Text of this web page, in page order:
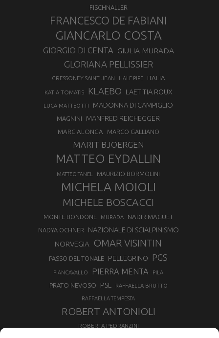
FISCHNALLER
FRANCESCO DE FABIANI
GIANCARLO COSTA
GIORGIO DI CENTA GIULIA MURADA
GLORIANA PELLISSIER
GRESSONEY SAINT JEAN HALF PIPE ITALIA
KATIA TOMATIS KLAEBO LAETITIA ROUX
LUCA MATTEOTTI MADONNA DI CAMPIGLIO
MAGNINI MANFRED REICHEGGER
MARCIALONGA MARCO GALLIANO
MARIT BJOERGEN
MATTEO EYDALLIN
MATTEO TANEL MAURIZIO BORMOLINI
MICHELA MOIOLI
MICHELE BOSCACCI
MONTE BONDONE MURADA NADIR MAGUET
NADYA OCHNER
NAZIONALE DI SCIALPINISMO
NORVEGIA
OMAR VISINTIN
PASSO DEL TONALE PELLEGRINO PGS
PIANCAVALLO PIERRA MENTA PILA
PRATO NEVOSO PSL RAFFAELLA BRUTTO
RAFFAELLA TEMPESTA
ROBERT ANTONIOLI
ROBERTA PEDRANZINI